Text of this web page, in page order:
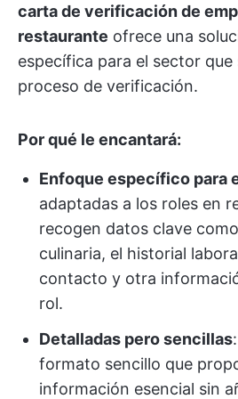
carta de verificación de
restaurante ofrece una
específica para el sector que
proceso de verificación.
Por qué le encantará:
Enfoque específico para
adaptadas a los roles en
recogen datos clave
culinaria, el historial
contacto y otra
rol.
Detalladas pero sencillas
formato sencillo que
información esencial sin